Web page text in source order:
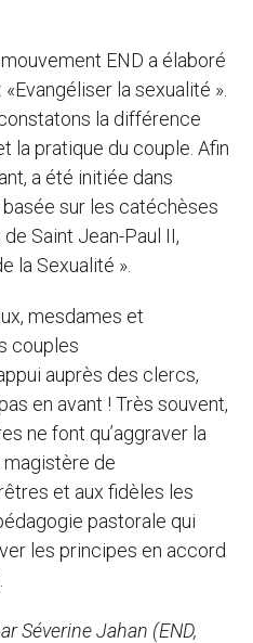
END a élaboré
la sexualité ».
la différence
la pratique du couple. Afin
a été initiée dans
sur les catéchèses
Saint Jean-Paul II,
la Sexualité ».
mesdames et
couples
auprès des clercs,
en avant ! Très souvent,
ne font qu’aggraver la
magistère de
et aux fidèles les
pastorale qui
les principes en accord
Séverine Jahan (END,